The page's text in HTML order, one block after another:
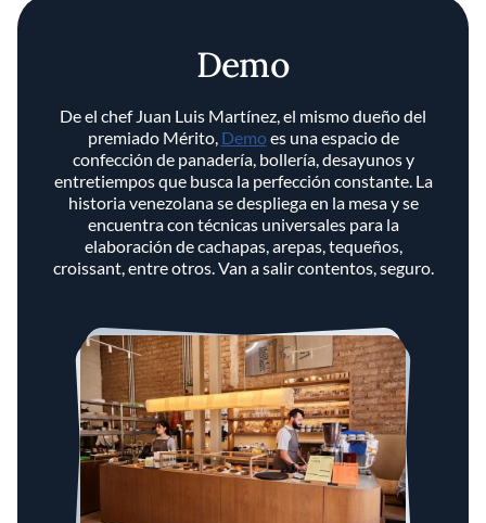
Demo
De el chef Juan Luis Martínez, el mismo dueño del
premiado Mérito, Demoes una espacio de
confección de panadería, bollería, desayunos y
entretiempos que busca la perfección constante. La
historia venezolana se despliega en la mesa y se
encuentra con técnicas universales para la
elaboración de cachapas, arepas, tequeños,
croissant, entre otros. Van a salir contentos, seguro.